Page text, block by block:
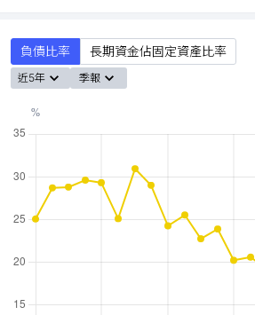
負債比率 長期資金佔固定資產比率
近5年 季報